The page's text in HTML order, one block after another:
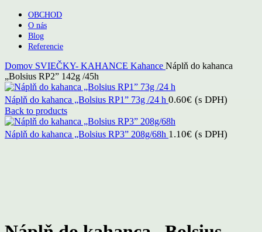
OBCHOD
O nás
Blog
Referencie
Domov SVIEČKY- KAHANCE Kahance Náplň do kahanca
„Bolsius RP2” 142g /45h
Náplň do kahanca „Bolsius RP1” 73g /24 h 0.60€ (s DPH)
Back to products
Náplň do kahanca „Bolsius RP3” 208g/68h 1.10€ (s DPH)